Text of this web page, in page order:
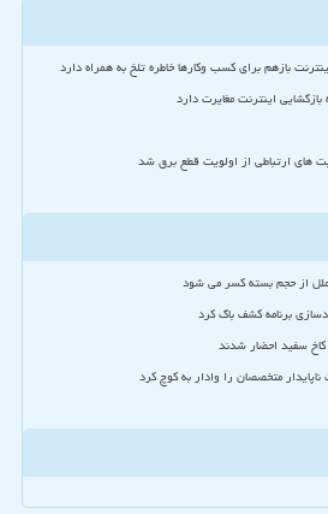
بازهم برای کسب وکارها خاطره تلخ به همراه دارد
اینترنت مغایرت دارد
های ارتباطی از اولویت قطع برق شد
از حجم بسته کسر می شود
برنامه کشف باگ کرد
کاخ سفید احضار شدند
متخصصان را وادار به کوچ کرد